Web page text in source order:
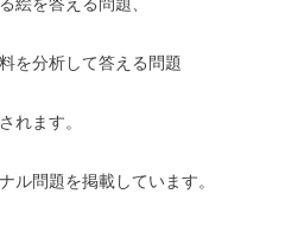
を分析して答える問題
れます。
ル問題を掲載しています。